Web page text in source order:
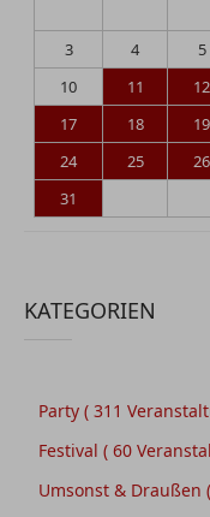
3
4 5
10
11 12
17
18 19
24
25 26
31
KATEGORIEN
Party ( 311
Festival ( 60
Umsonst & Draußen